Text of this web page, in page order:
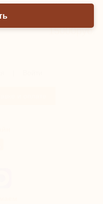
IceTomas МОЛНИЯ S25-34
15000руб.